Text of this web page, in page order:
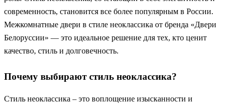
современность, становится все более популярным в России.
Межкомнатные двери в стиле неоклассика от бренда «Двери
Белоруссии» — это идеальное решение для тех, кто ценит
качество, стиль и долговечность.
Почему выбирают стиль неоклассика?
Стиль неоклассика – это воплощение изысканности и